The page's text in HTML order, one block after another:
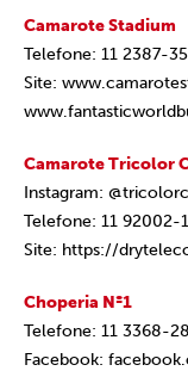
Camarote Stadium
Telefone: 11 2387-
Site:
Camarote Tricolor
Instagram:
Telefone: 11 92002-
Site: https://
Choperia Nº1
Telefone: 11 3368-
Facebook: